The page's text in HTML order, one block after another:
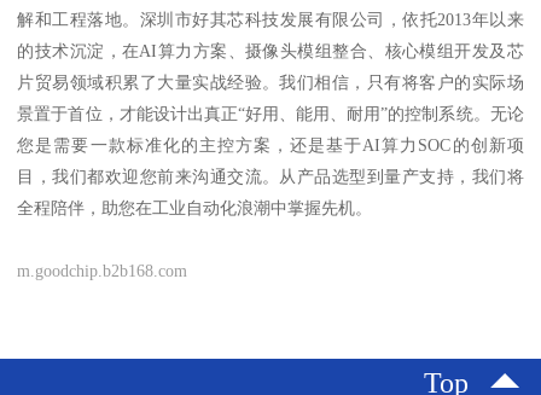
解和工程落地。深圳市好其芯科技发展有限公司，依托2013年以来
的技术沉淀，在AI算力方案、摄像头模组整合、核心模组开发及芯
片贸易领域积累了大量实战经验。我们相信，只有将客户的实际场
景置于首位，才能设计出真正“好用、能用、耐用”的控制系统。无论
您是需要一款标准化的主控方案，还是基于AI算力SOC的创新项
目，我们都欢迎您前来沟通交流。从产品选型到量产支持，我们将
全程陪伴，助您在工业自动化浪潮中掌握先机。
m.goodchip.b2b168.com
Top